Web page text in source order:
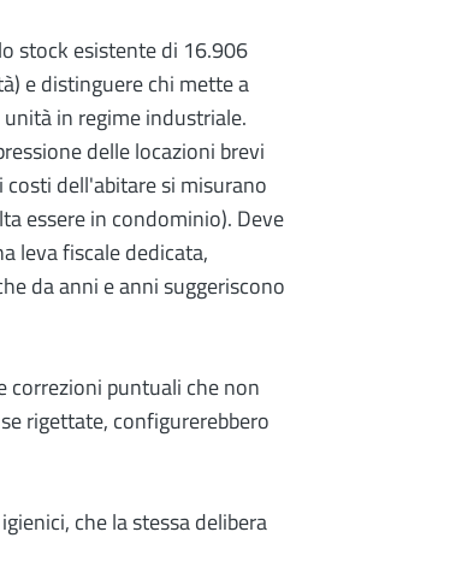
stock esistente di 16.906
e distinguere chi mette a
in regime industriale.
delle locazioni brevi
dell'abitare si misurano
essere in condominio). Deve
leva fiscale dedicata,
da anni e anni suggeriscono
correzioni puntuali che non
rigettate, configurerebbero
che la stessa delibera